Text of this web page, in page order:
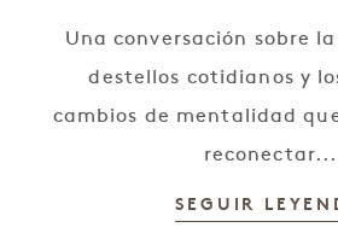
Una conversación sobre
destellos cotidianos y
cambios de mentalidad
reconectar...
SEGUIR